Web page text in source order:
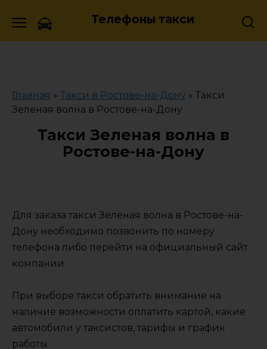
Телефоны такси
Главная » Такси в Ростове-на-Дону » Такси
Зеленая волна в Ростове-на-Дону
Такси Зеленая волна в
Ростове-на-Дону
Для заказа такси Зеленая волна в Ростове-на-
Дону необходимо позвонить по номеру
телефона либо перейти на официальный сайт
компании.
При выборе такси обратить внимание на
наличие возможности оплатить картой, какие
автомобили у таксистов, тарифы и график
работы.